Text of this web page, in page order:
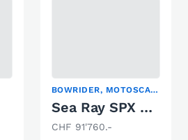
BOWRIDER, MOTOSCAFO
Sea Ray SPX 210 Europe
CHF 91'760.-